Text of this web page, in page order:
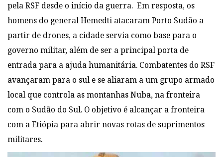
pela RSF desde o início da guerra. Em resposta, os
homens do general Hemedti atacaram Porto Sudão a
partir de drones, a cidade servia como base para o
governo militar, além de ser a principal porta de
entrada para a ajuda humanitária. Combatentes do RSF
avançaram para o sul e se aliaram a um grupo armado
local que controla as montanhas Nuba, na fronteira
com o Sudão do Sul. O objetivo é alcançar a fronteira
com a Etiópia para abrir novas rotas de suprimentos
militares.